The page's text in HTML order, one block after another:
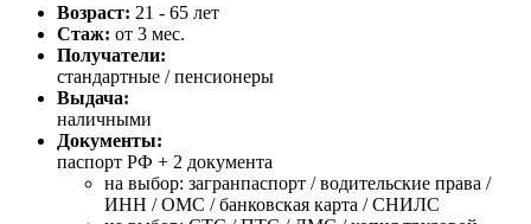
Возраст: 21 - 65 лет
Стаж: от 3 мес.
Получатели:
стандартные / пенсионеры
Выдача:
наличными
Документы:
паспорт РФ + 2 документа
на выбор: загранпаспорт / водительские права /
ИНН / ОМС / банковская карта / СНИЛС